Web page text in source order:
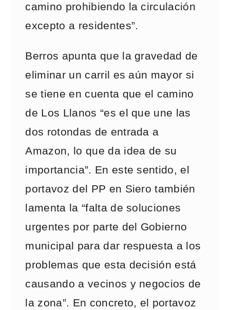
camino prohibiendo la circulación
excepto a residentes”.
Berros apunta que la gravedad de
eliminar un carril es aún mayor si
se tiene en cuenta que el camino
de Los Llanos “es el que une las
dos rotondas de entrada a
Amazon, lo que da idea de su
importancia”. En este sentido, el
portavoz del PP en Siero también
lamenta la “falta de soluciones
urgentes por parte del Gobierno
municipal para dar respuesta a los
problemas que esta decisión está
causando a vecinos y negocios de
la zona”. En concreto, el portavoz